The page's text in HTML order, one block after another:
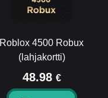
Roblox 4500 Robux
(lahjakortti)
48.98 €